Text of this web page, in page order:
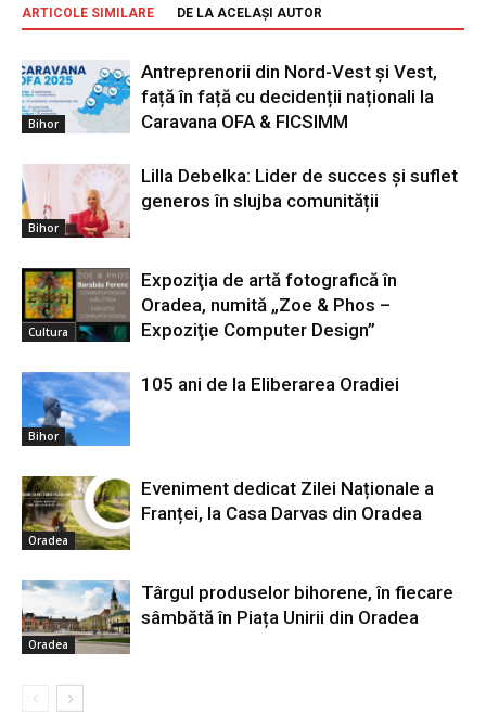
ARTICOLE SIMILARE DE LA ACELAȘI AUTOR
Bihor
Antreprenorii din Nord-Vest și Vest,
față în față cu decidenții naționali la
Caravana OFA & FICSIMM
Bihor
Lilla Debelka: Lider de succes și suflet
generos în slujba comunității
Cultura
Expoziţia de artă fotografică în
Oradea, numită „Zoe & Phos –
Expoziţie Computer Design”
Bihor
105 ani de la Eliberarea Oradiei
Oradea
Eveniment dedicat Zilei Naționale a
Franței, la Casa Darvas din Oradea
Oradea
Târgul produselor bihorene, în fiecare
sâmbătă în Piața Unirii din Oradea